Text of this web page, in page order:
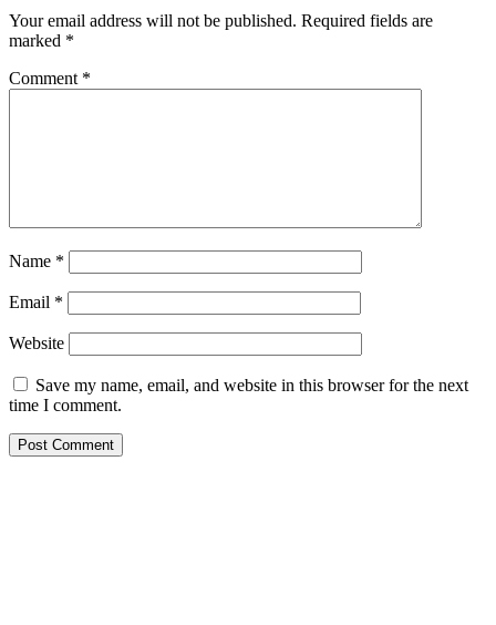
Your email address will not be published. Required fields are
marked *
Comment *
Name *
Email *
Website
Save my name, email, and website in this browser for the next
time I comment.